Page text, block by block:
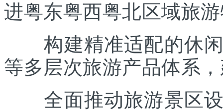
进粤东粤西粤北区域旅
构建精准适配的休闲
等多层次旅游产品体系
全面推动旅游景区设